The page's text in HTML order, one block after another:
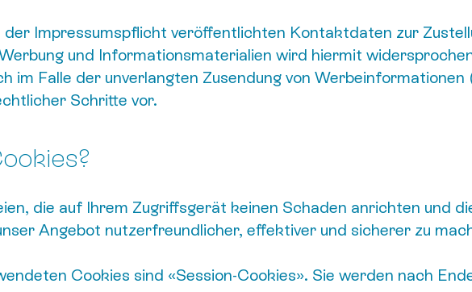
der Impressumspflicht veröffentlichten Kontaktdaten zur
und Informationsmaterialien wird hiermit
im Falle der unverlangten Zusendung von Werbeinformationen
Schritte vor.
die auf Ihrem Zugriffsgerät keinen Schaden anrichten und
Angebot nutzerfreundlicher, effektiver und sicherer zu
Cookies sind «Session-Cookies». Sie werden nach